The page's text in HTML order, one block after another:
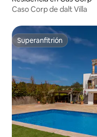
Caso Corp de dalt Villa
Superanfitrión
Superanfitrión